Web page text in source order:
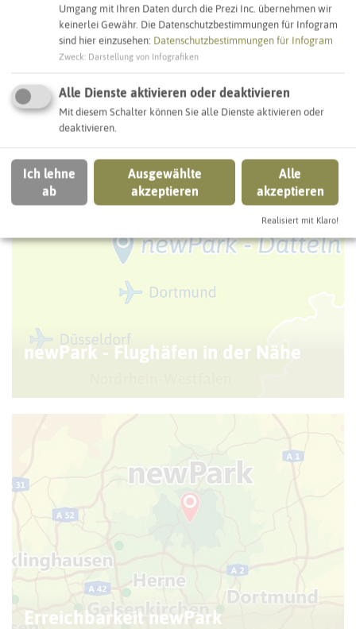
© Kreis Recklinghausen
newPark in NRW
©
P
a
s
c
a
l
M
e
y
e
h
ö
f
e
r,
B
i
l
d
r
e
c
h
t
e:
K
r
e
i
s
R
e
c
k
l
i
n
g
h
a
u
s
e
newPark - Flughäfen in der Nähe
Erreichbarkeit newPark
Umgang mit Ihren Daten durch die Prezi Inc. übernehmen wir
keinerlei Gewähr. Die Datenschutzbestimmungen für Infogram
sind hier einzusehen: Datenschutzbestimmungen für Infogram
Zweck Darstellung von Infografiken
Alle Dienste aktivieren oder deaktivieren
Mit diesem Schalter können Sie alle Dienste aktivieren oder
deaktivieren.
Ich lehne
ab
Ausgewählte
akzeptieren
Alle
akzeptieren
Realisiert mit Klaro!